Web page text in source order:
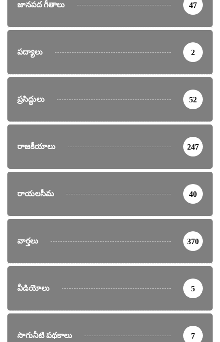
జానపద గీతాలు 47
పద్యాలు 2
ప్రసిద్ధులు 52
రాజకీయాలు 247
రాయలసీమ 40
వార్తలు 370
వీడియోలు 5
సాగునీటి పథకాలు 7